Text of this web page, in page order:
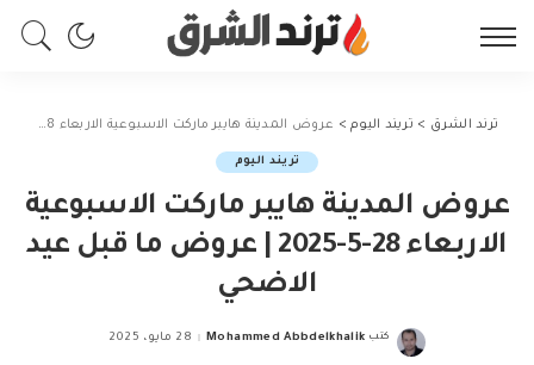
ترند الشرق > تريند اليوم> عروض المدينة هايبر ماركت الاسبوعية الاربعاء 28-5-2025 | عروض ما قبل عيد الاضحي
تريند اليوم
عروض المدينة هايبر ماركت الاسبوعية
الاربعاء 28-5-2025 | عروض ما قبل عيد
الاضحي
Posted
كتب Mohammed Abbdelkhalik 28 مايو، 2025